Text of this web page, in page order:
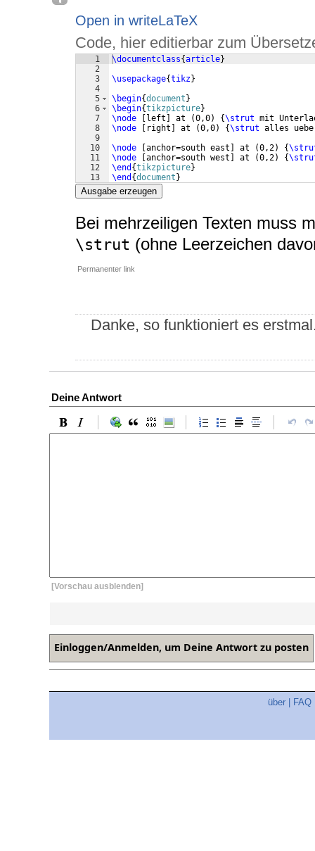
Open in writeLaTeX
Code, hier editierbar zum
1
2
3
4
5
6
7
8
9
10
11
12
13
\documentclass{article}
\usepackage{tikz}
\begin{document }
\begin{tikzpicture}
\node
left at (0,0) {\strut mit
\node
right at (0,0) {\strut alles
\node
anchor=south east at (0,2) {
\node
anchor=south west at (0,2) {
\end {tikzpicture}
\end {document }
Ausgabe erzeugen
Bei mehrzeiligen Texten muss
\strut (ohne Leerzeichen
Permanenter link
Danke, so funktioniert es
Deine Antwort
[Vorschau ausblenden]
über FAQ